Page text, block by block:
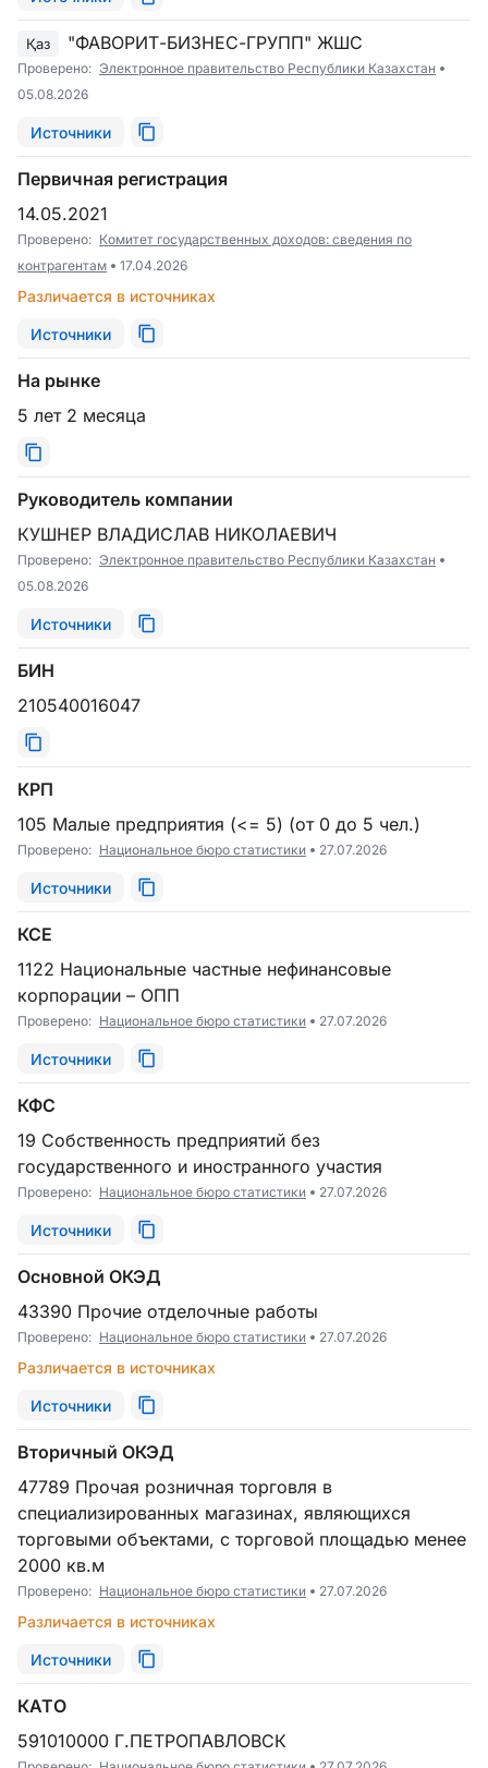
Қаз "ФАВОРИТ-БИЗНЕС-ГРУПП" ЖШС
Проверено: Электронное правительство Республики Казахстан
05.08.2026
Источники
Первичная регистрация
14.05.2021
Проверено: Комитет государственных доходов: сведения по
контрагентам
17.04.2026
Различается в источниках
Источники
На рынке
5 лет 2 месяца
Руководитель компании
КУШНЕР ВЛАДИСЛАВ НИКОЛАЕВИЧ
Проверено: Электронное правительство Республики Казахстан
05.08.2026
Источники
БИН
210540016047
КРП
105 Малые предприятия (<= 5) (от 0 до 5 чел.)
Проверено: Национальное бюро статистики 27.07.2026
Источники
КСЕ
1122 Национальные частные нефинансовые
корпорации – ОПП
Проверено: Национальное бюро статистики 27.07.2026
Источники
КФС
19 Собственность предприятий без
государственного и иностранного участия
Проверено: Национальное бюро статистики 27.07.2026
Источники
Основной ОКЭД
43390 Прочие отделочные работы
Проверено: Национальное бюро статистики 27.07.2026
Различается в источниках
Источники
Вторичный ОКЭД
47789 Прочая розничная торговля в
специализированных магазинах, являющихся
торговыми объектами, с торговой площадью менее
2000 кв.м
Проверено: Национальное бюро статистики 27.07.2026
Различается в источниках
Источники
КАТО
591010000 Г.ПЕТРОПАВЛОВСК